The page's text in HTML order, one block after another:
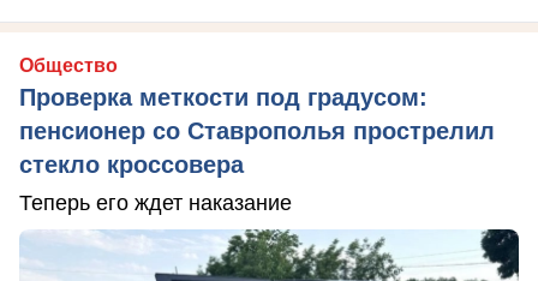
Общество
Проверка меткости под градусом:
пенсионер со Ставрополья прострелил
стекло кроссовера
Теперь его ждет наказание